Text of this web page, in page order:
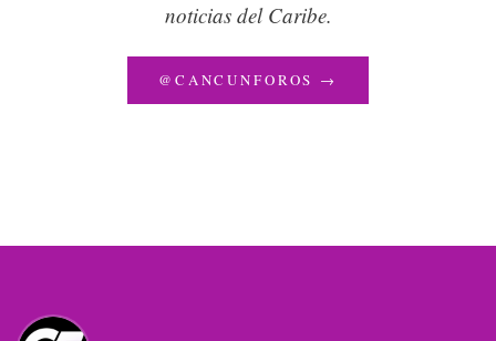
noticias del Caribe.
@CANCUNFOROS →